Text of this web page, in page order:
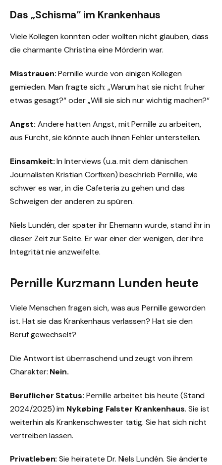
Das „Schisma“ im Krankenhaus
Viele Kollegen konnten oder wollten nicht glauben, dass
die charmante Christina eine Mörderin war.
Misstrauen:Pernille wurde von einigen Kollegen
gemieden. Man fragte sich: „Warum hat sie nicht früher
etwas gesagt?“ oder „Will sie sich nur wichtig machen?“
Angst: Andere hatten Angst, mit Pernille zu arbeiten,
aus Furcht, sie könnte auch ihnen Fehler unterstellen.
Einsamkeit:In Interviews (u.a. mit dem dänischen
Journalisten Kristian Corfixen) beschrieb Pernille, wie
schwer es war, in die Cafeteria zu gehen und das
Schweigen der anderen zu spüren.
Niels Lundén, der später ihr Ehemann wurde, stand ihr in
dieser Zeit zur Seite. Er war einer der wenigen, der ihre
Integrität nie anzweifelte.
Pernille Kurzmann Lunden heute
Viele Menschen fragen sich, was aus Pernille geworden
ist. Hat sie das Krankenhaus verlassen? Hat sie den
Beruf gewechselt?
Die Antwort ist überraschend und zeugt von ihrem
Charakter: Nein.
Beruflicher Status: Pernille arbeitet bis heute (Stand
2024/2025) im Nykøbing Falster Krankenhaus. Sie ist
weiterhin als Krankenschwester tätig. Sie hat sich nicht
vertreiben lassen.
Privatleben: Sie heiratete Dr. Niels Lundén. Sie änderte